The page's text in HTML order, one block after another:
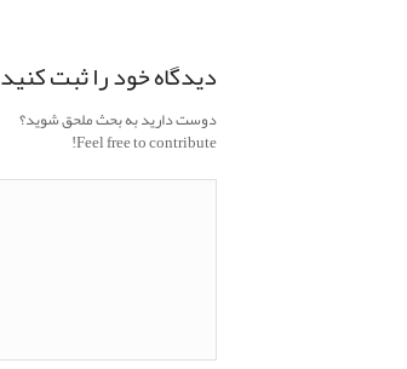
دیدگاه خود را ثبت کنید
دوست دارید به بحث ملحق شوید؟
Feel free to contribute!